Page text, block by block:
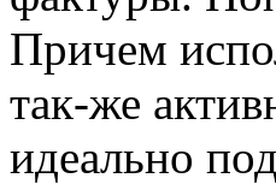
Причем
так-же
идеально